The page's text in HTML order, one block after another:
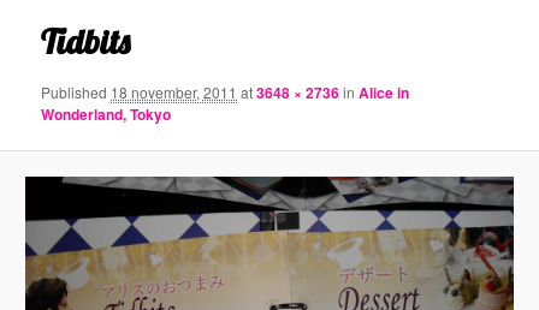
Tidbits
Published 18 november, 2011 at3648 × 2736inAlice in
Wonderland, Tokyo